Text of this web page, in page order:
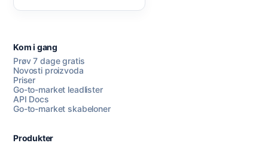
Kom i gang
Prøv 7 dage gratis
Novosti proizvoda
Priser
Go-to-market leadlister
API Docs
Go-to-market skabeloner
Produkter